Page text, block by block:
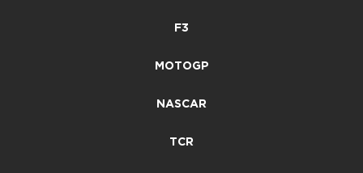
F3
MOTOGP
NASCAR
TCR